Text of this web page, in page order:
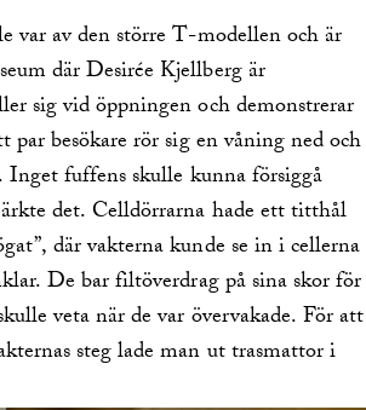
var av den större T-modellen och är
där Desirée Kjellberg är
sig vid öppningen och demonstrerar
besökare rör sig en våning ned och
fuffens skulle kunna försiggå
det. Celldörrarna hade ett titthål
där vakterna kunde se in i cellerna
De bar filtöverdrag på sina skor för
veta när de var övervakade. För att
steg lade man ut trasmattor i